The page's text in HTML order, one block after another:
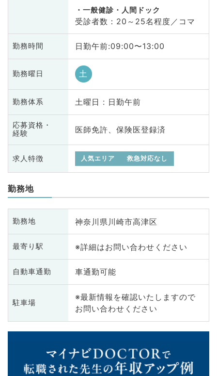
一般健診・人間ドック
受診者数：20～25名程度／コマ
勤務時間 日勤午前:09:00〜13:00
勤務曜日 土
勤務体系 土曜日 : 日勤午前
応募資格・
経験
医師免許、保険医登録済
求人特徴 人気エリア 救急対応なし
勤務地
勤務地 神奈川県川崎市高津区
最寄り駅 ※詳細はお問い合わせください
自動車通勤 車通勤可能
駐車場
※最新情報を確認いたしますので
お問い合わせください